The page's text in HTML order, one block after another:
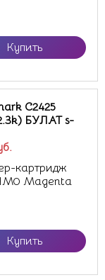
Купить
C2425
БУЛАТ s-
картридж
Magenta
Купить